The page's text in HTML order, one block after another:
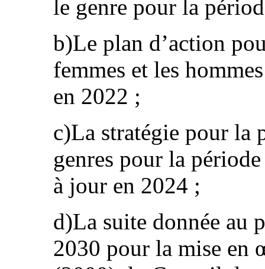
le genre pour la
b)Le plan d’action
femmes et les
en 2022 ;
c)La stratégie pour la
genres pour la
à jour en 2024 ;
d)La suite donnée au
2030 pour la mise en